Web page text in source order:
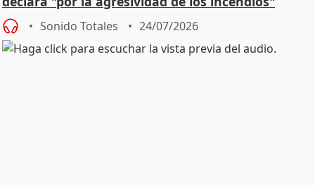
Sonido Totales 24/07/2026